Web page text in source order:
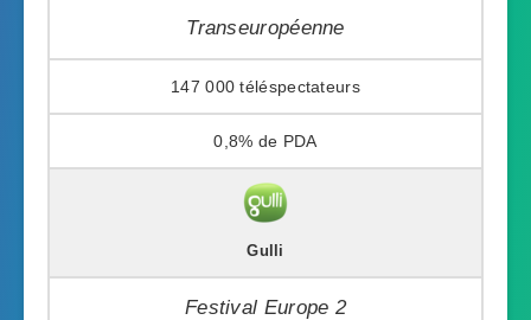
Transeuropéenne
147 000
0,8%
Gulli
Festival Europe 2